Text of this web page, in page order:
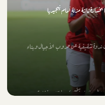
ثالثة مزلة أمام نيجيريا
تثقيفية عن حروب الأجيال وبناء
والسيناوي تضيء سادس حفلات